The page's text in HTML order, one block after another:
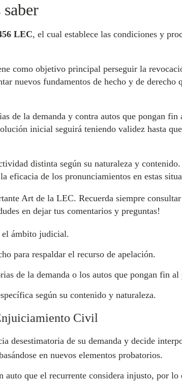
LEC, el cual establece las condiciones y
como objetivo principal perseguir la
nuevos fundamentos de hecho y de derecho
de la demanda y contra autos que pongan fin
inicial seguirá teniendo validez hasta
distinta según su naturaleza y
de los pronunciamientos en estas
Art de la LEC. Recuerda siempre
en dejar tus comentarios y preguntas!
el ámbito judicial.
para respaldar el recurso de apelación.
de la demanda o los autos que pongan fin al
según su contenido y naturaleza.
Civil
desestimatoria de su demanda y decide
en nuevos elementos probatorios.
que el recurrente considera injusto, por lo